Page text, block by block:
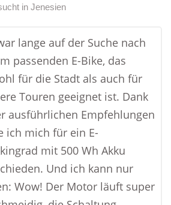
in Jenesien
lange auf der Suche nach
passenden E-Bike, das
für die Stadt als auch für
Touren geeignet ist. Dank
ausführlichen Empfehlungen
ich mich für ein E-
mit 500 Wh Akku
Und ich kann nur
Wow! Der Motor läuft super